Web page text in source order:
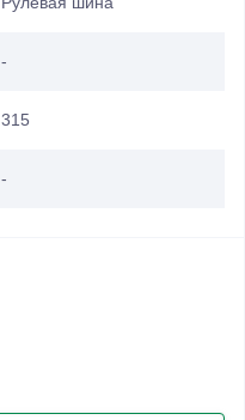
-
315
-